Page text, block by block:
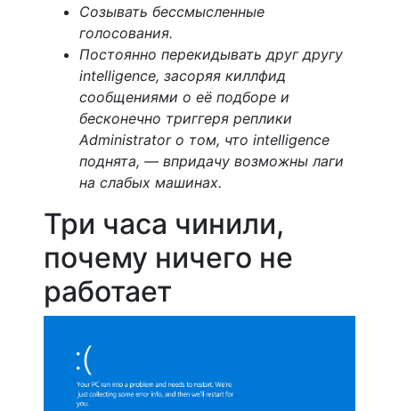
Созывать бессмысленные
голосования.
Постоянно перекидывать друг другу
intelligence, засоряя киллфид
сообщениями о её подборе и
бесконечно триггеря реплики
Administrator о том, что intelligence
поднята, — впридачу возможны лаги
на слабых машинах.
Три часа чинили,
почему ничего не
работает